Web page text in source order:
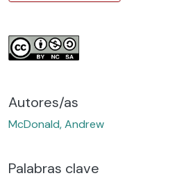
Autores/as
McDonald, Andrew
Palabras clave